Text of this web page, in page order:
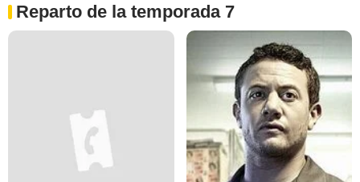
Reparto de la temporada 7